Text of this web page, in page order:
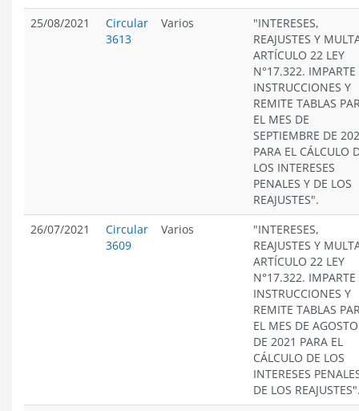
25/08/2021
Circular
3613
Varios
"INTERESES,
REAJUSTES Y
ARTÍCULO 22 LEY
N°17.322. IMPARTE
INSTRUCCIONES Y
REMITE TABLAS
EL MES DE
SEPTIEMBRE DE
PARA EL CÁLCULO
LOS INTERESES
PENALES Y DE LOS
REAJUSTES".
26/07/2021
Circular
3609
Varios
"INTERESES,
REAJUSTES Y
ARTÍCULO 22 LEY
N°17.322. IMPARTE
INSTRUCCIONES Y
REMITE TABLAS
EL MES DE AGOSTO
DE 2021 PARA EL
CÁLCULO DE LOS
INTERESES
DE LOS